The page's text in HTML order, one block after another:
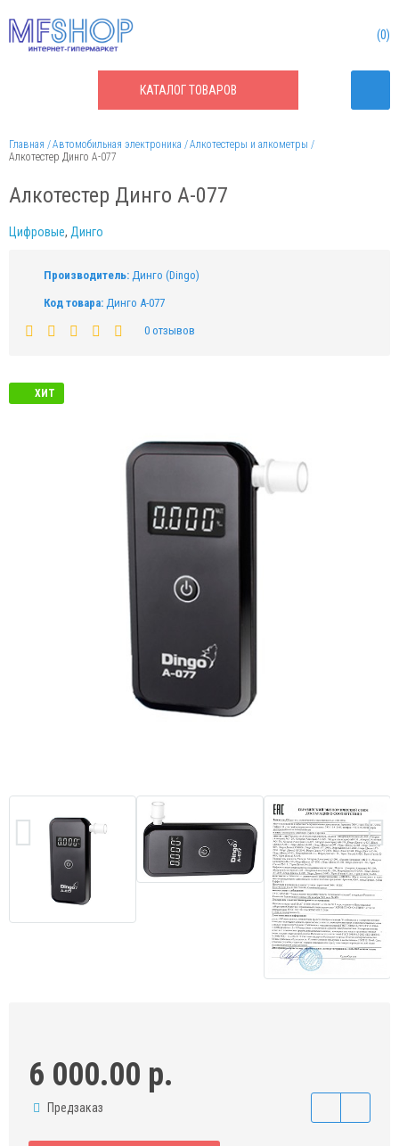
КАТАЛОГТОВАРОВ
0
Главная Автомобильная электроника
Алкотестеры и алкометры
Алкотестер Динго А-077
Алкотестер Динго А-077
Цифровые, Динго
Производитель: Динго (Dingo)
Код товара: Динго А-077
0 отзывов
ХИТ
6 000.00 р.
Предзаказ